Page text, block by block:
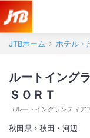
JTBホーム ホテル・
ルートイング
ＳＯＲＴ
（ ルートイングランティア
秋田県 秋田・河辺